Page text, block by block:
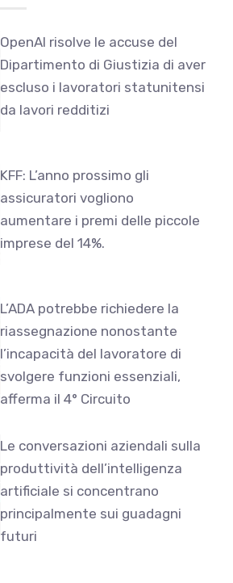
OpenAI risolve le accuse del
Dipartimento di Giustizia di aver
escluso i lavoratori statunitensi
da lavori redditizi
KFF: L’anno prossimo gli
assicuratori vogliono
aumentare i premi delle piccole
imprese del 14%.
L’ADA potrebbe richiedere la
riassegnazione nonostante
l’incapacità del lavoratore di
svolgere funzioni essenziali,
afferma il 4° Circuito
Le conversazioni aziendali sulla
produttività dell’intelligenza
artificiale si concentrano
principalmente sui guadagni
futuri